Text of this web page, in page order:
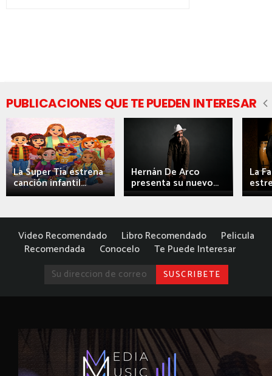
PUBLICACIONES QUE TE PUEDEN INTERESAR
La Super Tía estrena
canción infantil...
Hernán De Arco
presenta su nuevo...
La
Video Recomendado Libro Recomendado
Pelicula
Recomendada
Conocelo Te Puede Interesar